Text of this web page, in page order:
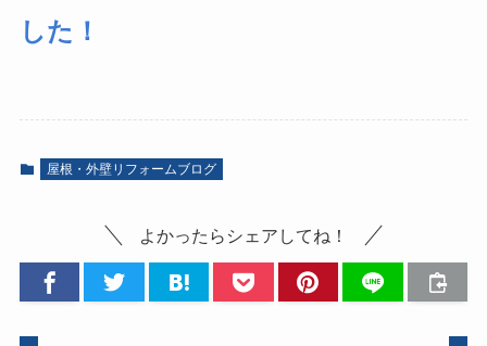
した！
屋根・外壁リフォームブログ
よかったらシェアしてね！